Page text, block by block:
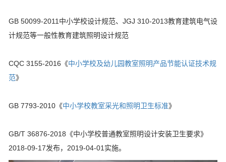
GB 50099-2011中小学校设计规范、JGJ 310-2013教育建筑电气设
计规范等一般性教育建筑照明设计规范
CQC 3155-2016《中小学校及幼儿园教室照明产品节能认证技术规
范》
GB 7793-2010《中小学校教室采光和照明卫生标准》
GB/T 36876-2018《中小学校普通教室照明设计安装卫生要求》
2018-09-17发布，2019-04-01实施。